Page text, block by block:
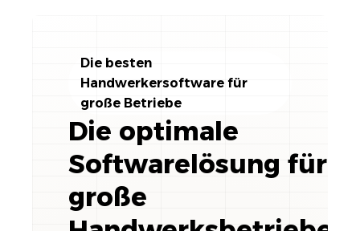
Die besten
Handwerkersoftware für
große Betriebe
Die optimale
Softwarelösung für
große